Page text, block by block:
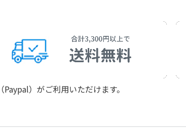
）がご利用いただけます。